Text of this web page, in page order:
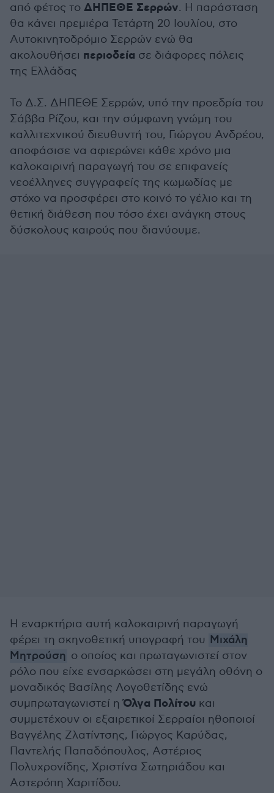
από φέτος το ΔΗΠΕΘΕ Σερρών. Η παράσταση
θα κάνει πρεμιέρα Τετάρτη 20 Ιουλίου, στο
Αυτοκινητοδρόμιο Σερρών ενώ θα
ακολουθήσει περιοδεία σε διάφορες πόλεις
της Ελλάδας
Το Δ.Σ. ΔΗΠΕΘΕ Σερρών, υπό την προεδρία του
Σάββα Ρίζου, και την σύμφωνη γνώμη του
καλλιτεχνικού διευθυντή του, Γιώργου Ανδρέου,
αποφάσισε να αφιερώνει κάθε χρόνο μια
καλοκαιρινή παραγωγή του σε επιφανείς
νεοέλληνες συγγραφείς της κωμωδίας με
στόχο να προσφέρει στο κοινό το γέλιο και τη
θετική διάθεση που τόσο έχει ανάγκη στους
δύσκολους καιρούς που διανύουμε.
Η εναρκτήρια αυτή καλοκαιρινή παραγωγή
φέρει τη σκηνοθετική υπογραφή του Μιχάλη
Μητρούση ο οποίος και πρωταγωνιστεί στον
ρόλο που είχε ενσαρκώσει στη μεγάλη οθόνη ο
μοναδικός Βασίλης Λογοθετίδης ενώ
συμπρωταγωνιστεί ηΌλγα Πολίτου και
συμμετέχουν οι εξαιρετικοί Σερραίοι ηθοποιοί
Βαγγέλης Ζλατίντσης, Γιώργος Καρύδας,
Παντελής Παπαδόπουλος, Αστέριος
Πολυχρονίδης, Χριστίνα Σωτηριάδου και
Αστερόπη Χαριτίδου.